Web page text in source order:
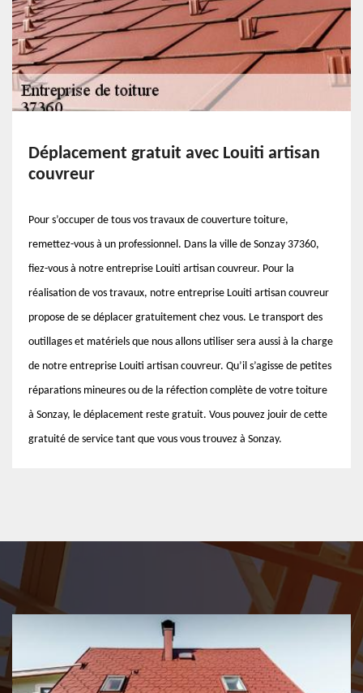
Déplacement gratuit avec Louiti artisan
couvreur
Pour s’occuper de tous vos travaux de couverture toiture,
remettez-vous à un professionnel. Dans la ville de Sonzay 37360,
fiez-vous à notre entreprise Louiti artisan couvreur. Pour la
réalisation de vos travaux, notre entreprise Louiti artisan couvreur
propose de se déplacer gratuitement chez vous. Le transport des
outillages et matériels que nous allons utiliser sera aussi à la charge
de notre entreprise Louiti artisan couvreur. Qu’il s’agisse de petites
réparations mineures ou de la réfection complète de votre toiture
à Sonzay, le déplacement reste gratuit. Vous pouvez jouir de cette
gratuité de service tant que vous vous trouvez à Sonzay.